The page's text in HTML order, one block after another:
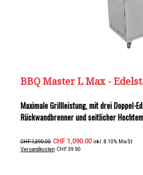
BBQ Master L Max -
Maximale Grillleistung, mit drei Doppel-
Rückwandbrenner und seitlicher
CHF 1,390.00 CHF 1,090.00 inkl. 8.10% MwSt
Versandkosten: CHF 39.90